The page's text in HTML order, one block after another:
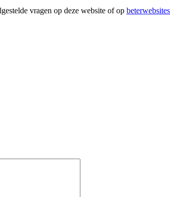
vragen op deze website of op